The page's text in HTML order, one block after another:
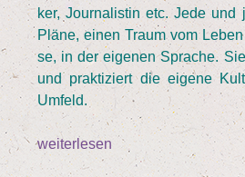
ker, Jour­na­lis­tin etc. Jede
Plä­ne, einen Traum vom
se, in der eige­nen Spra­che.
und prak­ti­ziert die eige­ne
Umfeld.
„ Anmer­
weiterlesen